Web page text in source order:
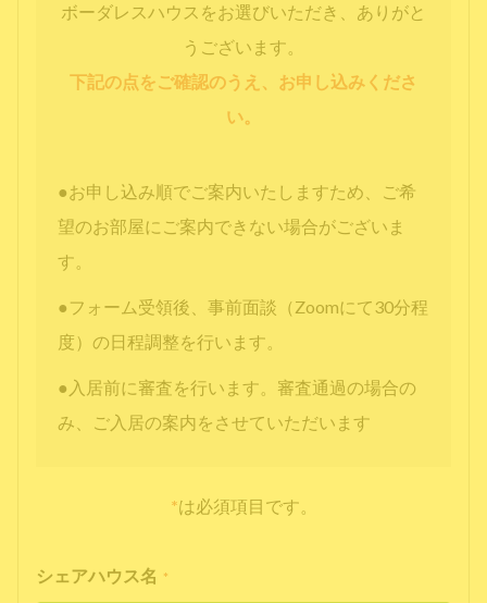
ボーダレスハウスをお選びいただき、ありがと
うございます。
下記の点をご確認のうえ、お申し込みくださ
い。
●お申し込み順でご案内いたしますため、ご希
望のお部屋にご案内できない場合がございま
す。
●フォーム受領後、事前面談（Zoomにて30分程
度）の日程調整を行います。
●入居前に審査を行います。審査通過の場合の
み、ご入居の案内をさせていただいます
*は必須項目です。
シェアハウス名 *